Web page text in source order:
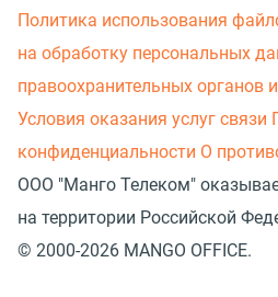
Политика использования
на обработку персональных
правоохранительных органов
Условия оказания услуг связи
конфиденциальности О
ООО "Манго Телеком"
на территории Российской
© 2000-2026 MANGO OFFICE.